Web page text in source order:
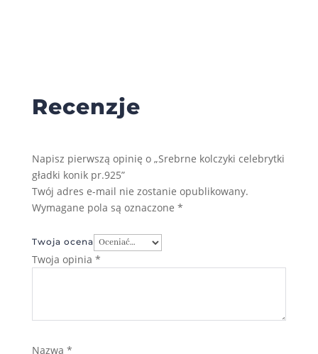
Recenzje
Napisz pierwszą opinię o „Srebrne kolczyki celebrytki
gładki konik pr.925”
Twój adres e-mail nie zostanie opublikowany.
Wymagane pola są oznaczone *
Twoja ocena
Twoja opinia *
Nazwa *